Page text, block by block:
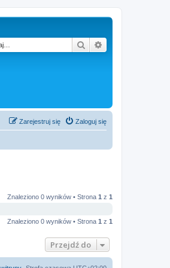
Szukaj
Zaloguj się
Zarejestruj się
Znaleziono 0 wyników • Strona 1 z 1
Znaleziono 0 wyników • Strona 1 z 1
Przejdź do